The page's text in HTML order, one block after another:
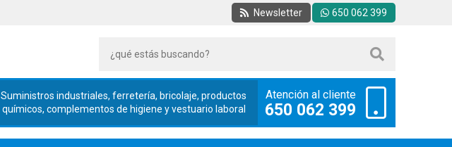
Newsletter 650 062 399
Suministros industriales, ferretería, bricolaje, productos
químicos, complementos de higiene y vestuario laboral
Atención al cliente
650 062 399